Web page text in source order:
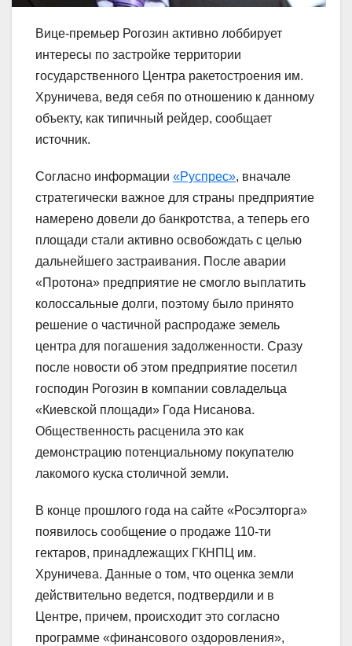
Вице-премьер Рогозин активно лоббирует
интересы по застройке территории
государственного Центра ракетостроения им.
Хруничева, ведя себя по отношению к данному
объекту, как типичный рейдер, сообщает
источник.
Согласно информации «Руспрес», вначале
стратегически важное для страны предприятие
намерено довели до банкротства, а теперь его
площади стали активно освобождать с целью
дальнейшего застраивания. После аварии
«Протона» предприятие не смогло выплатить
колоссальные долги, поэтому было принято
решение о частичной распродаже земель
центра для погашения задолженности. Сразу
после новости об этом предприятие посетил
господин Рогозин в компании совладельца
«Киевской площади» Года Нисанова.
Общественность расценила это как
демонстрацию потенциальному покупателю
лакомого куска столичной земли.
В конце прошлого года на сайте «Росэлторга»
появилось сообщение о продаже 110-ти
гектаров, принадлежащих ГКНПЦ им.
Хруничева. Данные о том, что оценка земли
действительно ведется, подтвердили и в
Центре, причем, происходит это согласно
программе «финансового оздоровления»,